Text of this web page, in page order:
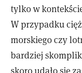
tylko w
W przypadku
morskiego czy
bardziej
skoro udało się